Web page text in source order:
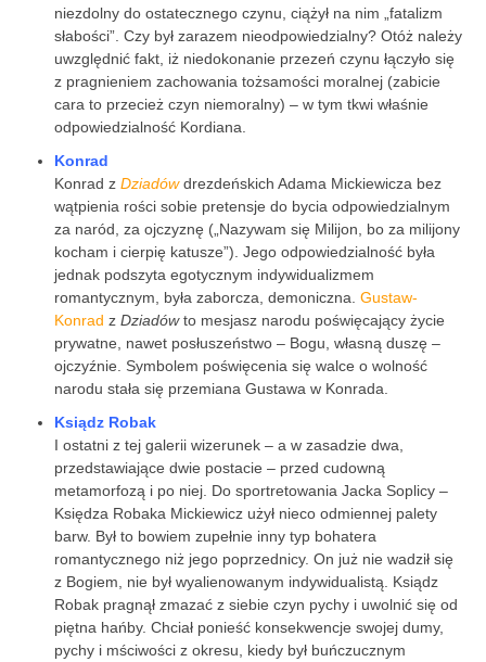
niezdolny do ostatecznego czynu, ciążył na nim „fatalizm
słabości”. Czy był zarazem nieodpowiedzialny? Otóż należy
uwzględnić fakt, iż niedokonanie przezeń czynu łączyło się
z pragnieniem zachowania tożsamości moralnej (zabicie
cara to przecież czyn niemoralny) – w tym tkwi właśnie
odpowiedzialność Kordiana.
Konrad
Konrad z Dziadówdrezdeńskich Adama Mickiewicza bez
wątpienia rości sobie pretensje do bycia odpowiedzialnym
za naród, za ojczyznę („Nazywam się Milijon, bo za milijony
kocham i cierpię katusze”). Jego odpowiedzialność była
jednak podszyta egotycznym indywidualizmem
romantycznym, była zaborcza, demoniczna. Gustaw-
Konrad z Dziadówto mesjasz narodu poświęcający życie
prywatne, nawet posłuszeństwo – Bogu, własną duszę –
ojczyźnie. Symbolem poświęcenia się walce o wolność
narodu stała się przemiana Gustawa w Konrada.
Ksiądz Robak
I ostatni z tej galerii wizerunek – a w zasadzie dwa,
przedstawiające dwie postacie – przed cudowną
metamorfozą i po niej. Do sportretowania Jacka Soplicy –
Księdza Robaka Mickiewicz użył nieco odmiennej palety
barw. Był to bowiem zupełnie inny typ bohatera
romantycznego niż jego poprzednicy. On już nie wadził się
z Bogiem, nie był wyalienowanym indywidualistą. Ksiądz
Robak pragnął zmazać z siebie czyn pychy i uwolnić się od
piętna hańby. Chciał ponieść konsekwencje swojej dumy,
pychy i mściwości z okresu, kiedy był buńczucznym